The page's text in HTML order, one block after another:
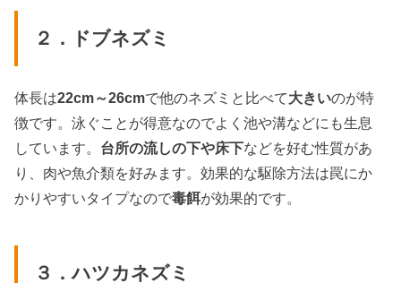
２．ドブネズミ
体長は22cm～26cmで他のネズミと比べて大きいのが特
徴です。泳ぐことが得意なのでよく池や溝などにも生息
しています。 台所の流しの下や床下などを好む性質があ
り、肉や魚介類を好みます。効果的な駆除方法は罠にか
かりやすいタイプなので毒餌が効果的です。
３．ハツカネズミ